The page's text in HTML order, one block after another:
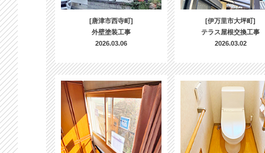
[唐津市西寺町]
外壁塗装工事
2026.03.06
[伊万里市大坪町]
テラス屋根交換工事
2026.03.02